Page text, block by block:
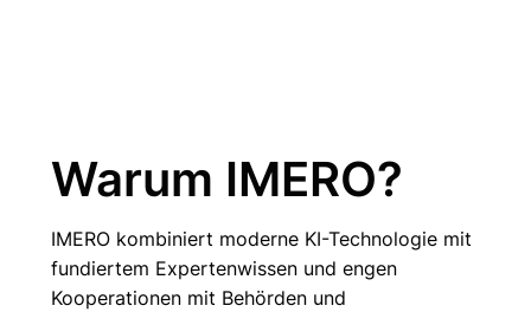
Warum IMERO?
IMERO kombiniert moderne KI-Technologie mit
fundiertem Expertenwissen und engen
Kooperationen mit Behörden und